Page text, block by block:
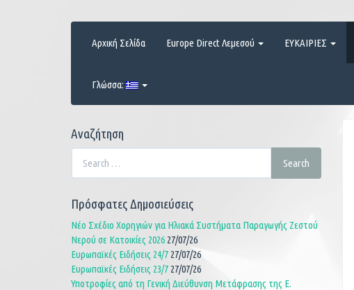
Αρχική Σελίδα Europe Direct Λεμεσού ΕΥΚΑΙΡΙΕΣ
Γλώσσα:
Αναζήτηση
Search
Search
Πρόσφατες Δημοσιεύσεις
Νέο Σχέδιο Χορηγιών για Ηλιακά Συστήματα Παραγωγής Ζεστού
Νερού σε Κατοικίες 2026 27/07/26
Ευρωπαϊκές Ειδήσεις 24/7 27/07/26
Ευρωπαϊκές Ειδήσεις 23/7 27/07/26
Υποτροφίες από τη Γενική Διεύθυνση Μετάφρασης της Ε.